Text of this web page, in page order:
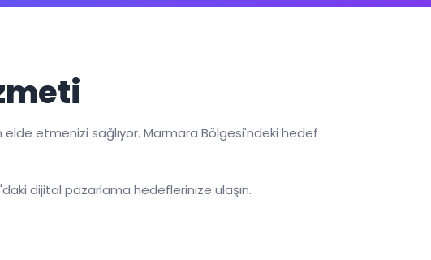
etmenizi sağlıyor. Marmara Bölgesi'ndeki hedef
dijital pazarlama hedeflerinize ulaşın.